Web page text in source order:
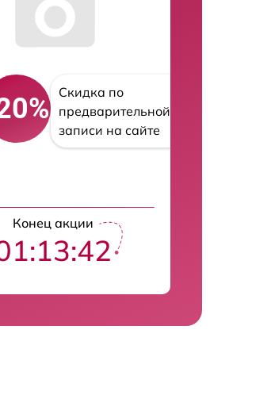
Скидка по
предварительной
записи на сайте
Конец акции